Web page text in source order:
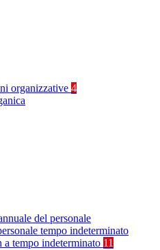
organizzative 4
del personale
tempo indeterminato
a tempo indeterminato 11